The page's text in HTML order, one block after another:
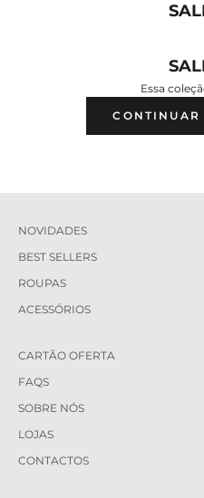
Essa
CONTINUAR
NOVIDADES
BEST SELLERS
ROUPAS
ACESSÓRIOS
CARTÃO OFERTA
FAQS
SOBRE NÓS
LOJAS
CONTACTOS